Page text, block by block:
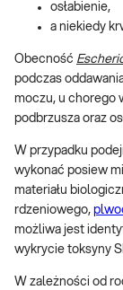
osłabienie,
a niekiedy
Obecność
podczas
moczu, u chorego
podbrzusza oraz
W przypadku
wykonać posiew
materiału
rdzeniowego,
możliwa jest
wykrycie toksyny
W zależności od